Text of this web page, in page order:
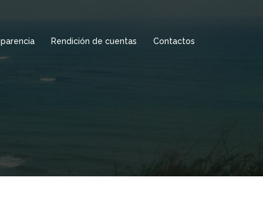
Rendición de cuentas Contactos